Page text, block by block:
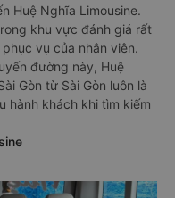
Huệ Nghĩa Limousine.
khu vực đánh giá rất
vụ của nhân viên.
đường này, Huệ
Gòn từ Sài Gòn luôn là
hành khách khi tìm kiếm